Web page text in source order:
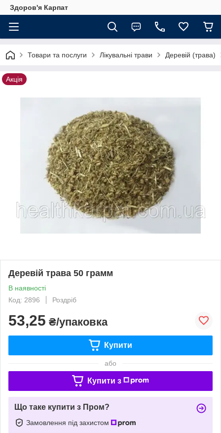
Здоров'я Карпат
Товари та послуги Лікувальні трави Деревій (трава)
Акція
Деревій трава 50 грамм
В наявності
Код: 2896
Роздріб
53,25 ₴/упаковка
Купити
або
Купити з
Що таке купити з Пром?
Замовлення під захистом